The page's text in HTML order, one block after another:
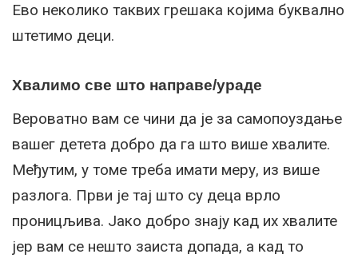
Ево неколико таквих грешака којима буквално
штетимо деци.
Хвалимо све што направе/ураде
Вероватно вам се чини да је за самопоуздање
вашег детета добро да га што више хвалите.
Међутим, у томе треба имати меру, из више
разлога. Први је тај што су деца врло
проницљива. Јако добро знају кад их хвалите
јер вам се нешто заиста допада, а кад то